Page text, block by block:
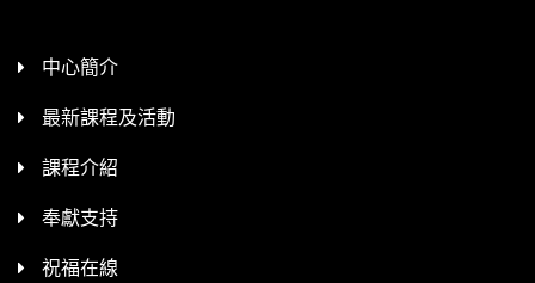
中心簡介
最新課程及活動
課程介紹
奉獻支持
祝福在線